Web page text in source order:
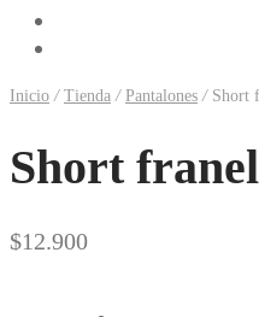
Inicio / Tienda / Pantalones /Short
Short
$12.900